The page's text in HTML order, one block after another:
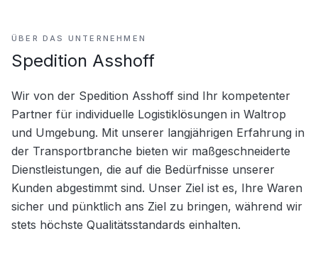
ÜBER DAS UNTERNEHMEN
Spedition Asshoff
Wir von der Spedition Asshoff sind Ihr kompetenter
Partner für individuelle Logistiklösungen in Waltrop
und Umgebung. Mit unserer langjährigen Erfahrung in
der Transportbranche bieten wir maßgeschneiderte
Dienstleistungen, die auf die Bedürfnisse unserer
Kunden abgestimmt sind. Unser Ziel ist es, Ihre Waren
sicher und pünktlich ans Ziel zu bringen, während wir
stets höchste Qualitätsstandards einhalten.